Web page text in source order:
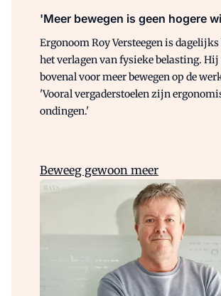
'Meer bewegen is geen hogere
Ergonoom Roy Versteegen is
het verlagen van fysieke belasting.
bovenal voor meer bewegen op de
'Vooral vergaderstoelen zijn
ondingen.'
Beweeg gewoon meer